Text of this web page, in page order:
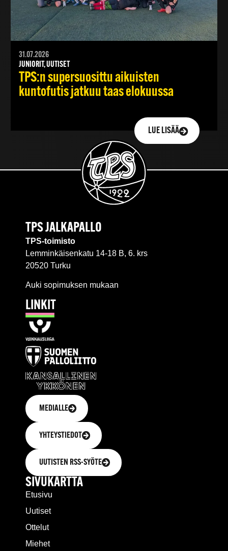
31.07.2026
JUNIORIT, UUTISET
TPS:n supersuosittu aikuisten
kuntofutis jatkuu taas elokuussa
LUE LISÄÄ
TPS JALKAPALLO
TPS-toimisto
Lemminkäisenkatu 14-18 B, 6. krs
20520 Turku
Auki sopimuksen mukaan
LINKIT
MEDIALLE
YHTEYSTIEDOT
UUTISTEN RSS-SYÖTE
SIVUKARTTA
Etusivu
Uutiset
Ottelut
Miehet